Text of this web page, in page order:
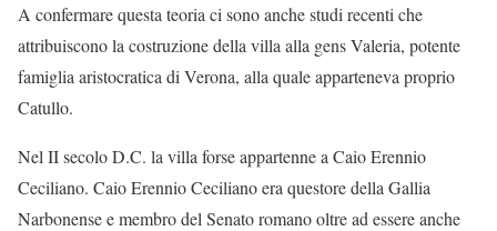
A confermare questa teoria ci sono anche studi recenti che
attribuiscono la costruzione della villa alla gens Valeria, potente
famiglia aristocratica di Verona, alla quale apparteneva proprio
Catullo.
Nel II secolo D.C. la villa forse appartenne a Caio Erennio
Ceciliano. Caio Erennio Ceciliano era questore della Gallia
Narbonense e membro del Senato romano oltre ad essere anche